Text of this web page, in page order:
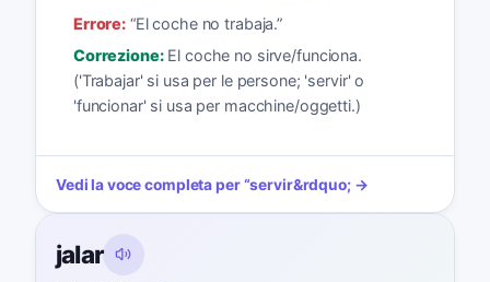
Errore: “El coche no trabaja.”
Correzione: El coche no sirve/funciona.
('Trabajar' si usa per le persone; 'servir' o
'funcionar' si usa per macchine/oggetti.)
Vedi la voce completa per“servir&rdquo; →
jalar